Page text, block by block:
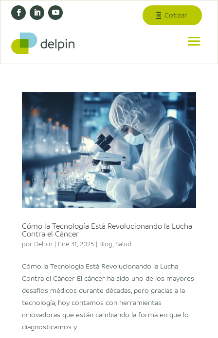
Cotizar
Cómo la Tecnología Está Revolucionando la Lucha
Contra el Cáncer
por Delpin | Ene 31, 2025| Blog, Salud
Cómo la Tecnología Está Revolucionando la Lucha
Contra el Cáncer El cáncer ha sido uno de los mayores
desafíos médicos durante décadas, pero gracias a la
tecnología, hoy contamos con herramientas
innovadoras que están cambiando la forma en que lo
diagnosticamos y...